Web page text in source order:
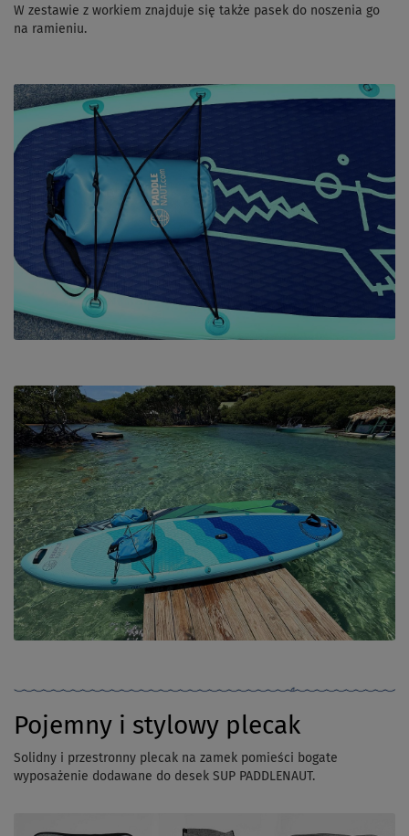
W zestawie z workiem znajduje się także pasek do noszenia go
na ramieniu.
Pojemny i stylowy plecak
Solidny i przestronny plecak na zamek pomieści bogate
wyposażenie dodawane do desek SUP PADDLENAUT.